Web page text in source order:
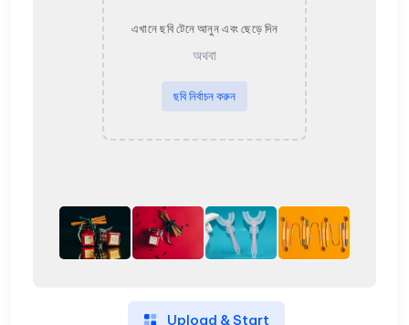
এখানে ছবি টেনে আনুন এবং ছেড়ে দিন
অথবা
ছবি নির্বাচন করুন
Upload & Start